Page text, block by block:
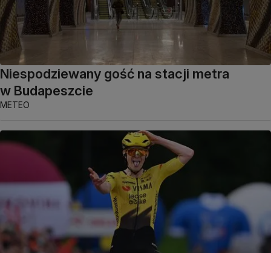
Niespodziewany gość na stacji metra
w Budapeszcie
METEO